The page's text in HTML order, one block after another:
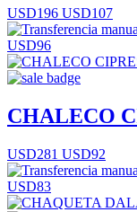
USD196 USD107
USD96
CHALECO
USD281 USD92
USD83